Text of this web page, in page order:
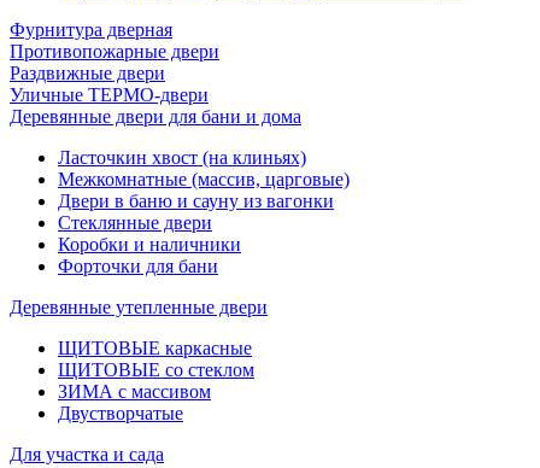
Фурнитура дверная
Противопожарные двери
Раздвижные двери
Уличные ТЕРМО-двери
Деревянные двери для бани и дома
Ласточкин хвост (на клиньях)
Межкомнатные (массив, царговые)
Двери в баню и сауну из вагонки
Стеклянные двери
Коробки и наличники
Форточки для бани
Деревянные утепленные двери
ЩИТОВЫЕ каркасные
ЩИТОВЫЕ со стеклом
ЗИМА с массивом
Двустворчатые
Для участка и сада